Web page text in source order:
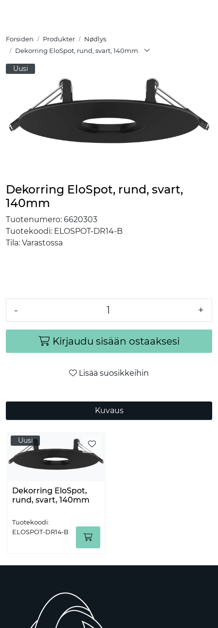
Forsiden Produkter
Nødlys
Dekorring EloSpot, rund, svart, 140mm
Uusi
Dekorring EloSpot, rund, svart,
140mm
Tuotenumero: 6620303
Tuotekoodi: ELOSPOT-DR14-B
Tila: Varastossa
- +
Kirjaudu sisään ostaaksesi
Lisää suosikkeihin
Kuvaus
Uusi
Dekorring EloSpot,
rund, svart, 140mm
Tuotekoodi:
ELOSPOT-DR14-B
Tuotteet
Ratkaisut
Referenssit
YHTEYSTIEDOT